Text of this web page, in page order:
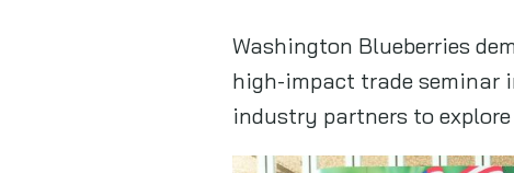
Washington Blueberries
high-impact trade seminar
industry partners to